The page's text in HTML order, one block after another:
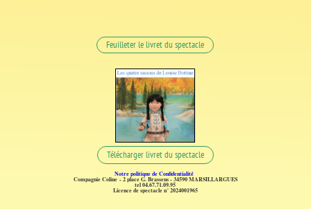
Feuilleter le livret du spectacle
Télécharger livret du spectacle
Notre politique de Confidentialité
Compagnie Coline - 2 place G. Brassens - 34590 MARSILLARGUES
tel 04.67.71.09.95
Licence de spectacle n° 2024001965